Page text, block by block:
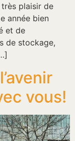
plaisir de
année bien
et de
de stockage,
vous!